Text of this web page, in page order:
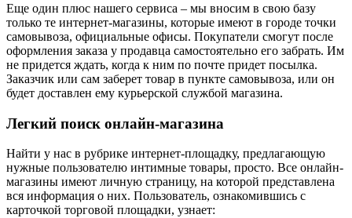
Еще один плюс нашего сервиса – мы вносим в свою базу
только те интернет-магазины, которые имеют в городе точки
самовывоза, официальные офисы. Покупатели смогут после
оформления заказа у продавца самостоятельно его забрать. Им
не придется ждать, когда к ним по почте придет посылка.
Заказчик или сам заберет товар в пункте самовывоза, или он
будет доставлен ему курьерской службой магазина.
Легкий поиск онлайн-магазина
Найти у нас в рубрике интернет-площадку, предлагающую
нужные пользователю интимные товары, просто. Все онлайн-
магазины имеют личную страницу, на которой представлена
вся информация о них. Пользователь, ознакомившись с
карточкой торговой площадки, узнает: